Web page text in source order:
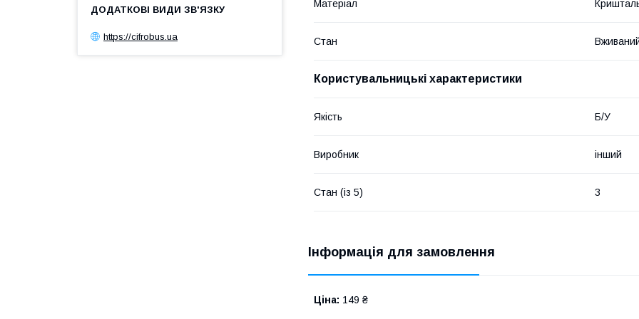
Матеріал
Стан
Користувальницькі характеристики
Якість Б/У
Виробник інший
Стан (із 5) 3
Інформація для замовлення
Ціна: 149 ₴
https://cifrobus.ua